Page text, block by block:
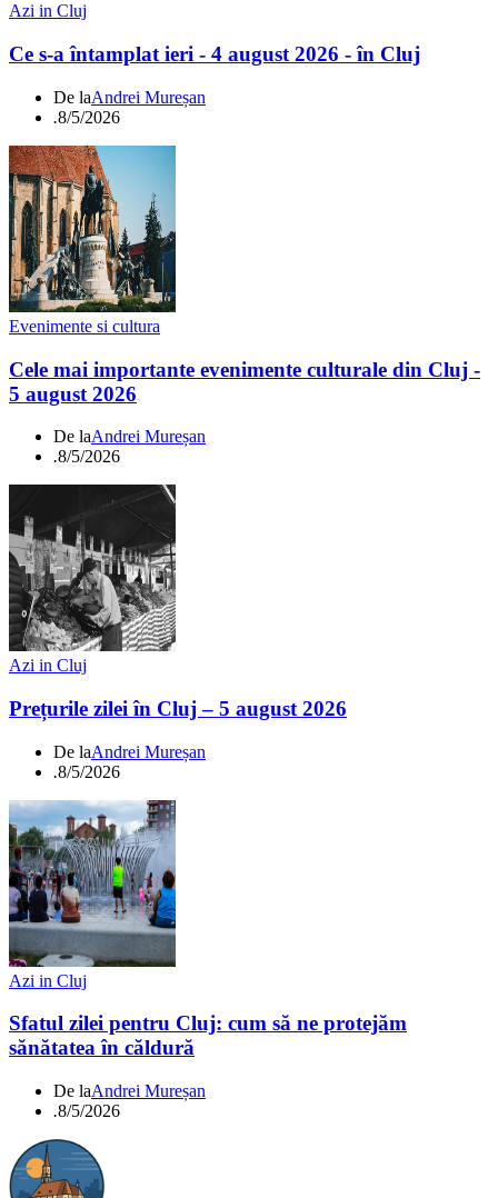
Azi in Cluj
Ce s-a întamplat ieri - 4 august 2026 - în Cluj
De laAndrei Mureșan
.8/5/2026
Evenimente si cultura
Cele mai importante evenimente culturale din Cluj -
5 august 2026
De laAndrei Mureșan
.8/5/2026
Azi in Cluj
Prețurile zilei în Cluj – 5 august 2026
De laAndrei Mureșan
.8/5/2026
Azi in Cluj
Sfatul zilei pentru Cluj: cum să ne protejăm
sănătatea în căldură
De laAndrei Mureșan
.8/5/2026